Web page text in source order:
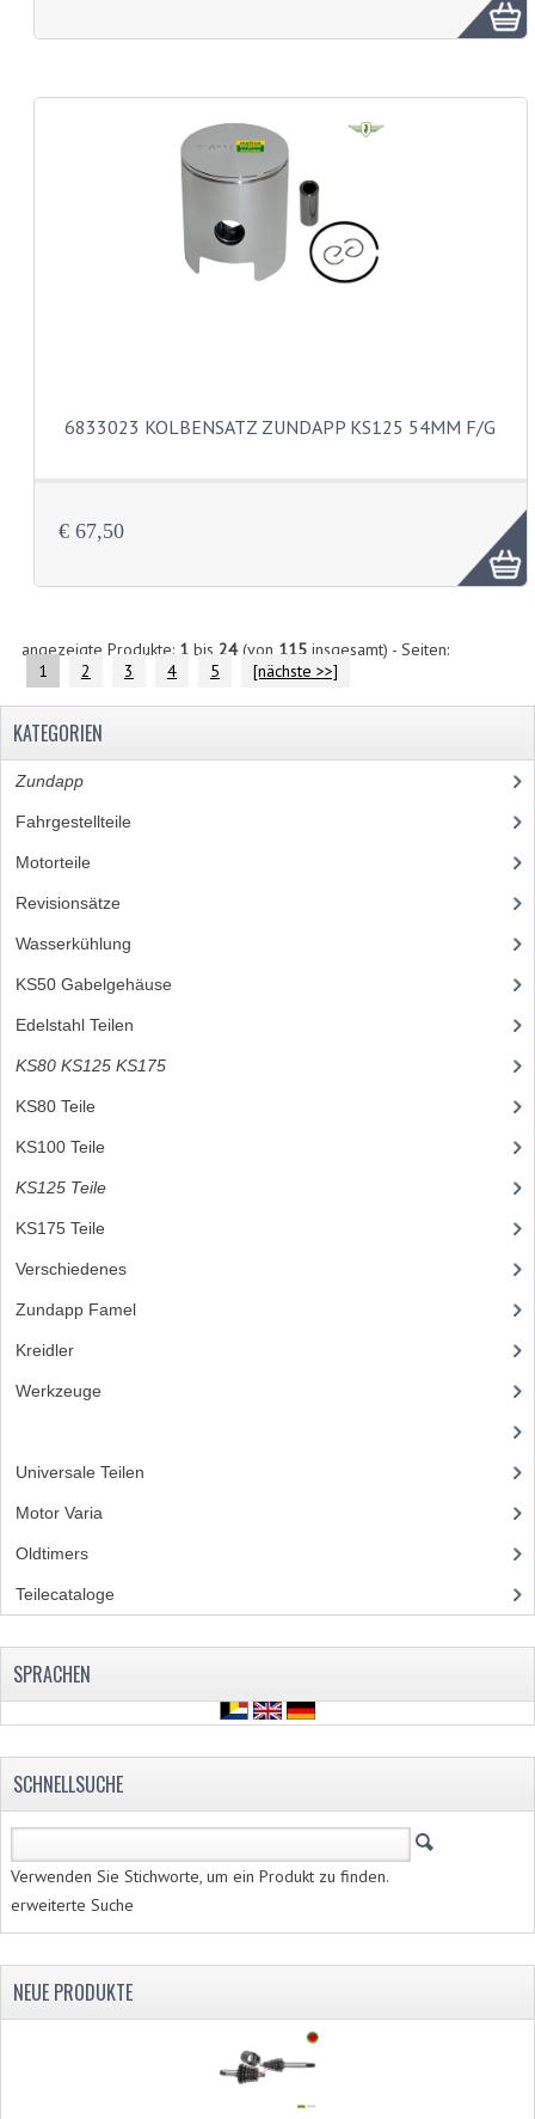
6833023 KOLBENSATZ ZUNDAPP KS125 54MM F/G
€ 67,50
angezeigte Produkte: 1bis 24(von 115insgesamt) - Seiten:
1
2 3 4 5 [nächste >>]
KATEGORIEN
Zundapp
Fahrgestellteile
Motorteile
Revisionsätze
Wasserkühlung
KS50 Gabelgehäuse
Edelstahl Teilen
KS80 KS125 KS175
KS80 Teile
KS100 Teile
KS125 Teile
KS175 Teile
Verschiedenes
Zundapp Famel
Kreidler
Werkzeuge
Universale Teilen
Motor Varia
Oldtimers
Teilecataloge
SPRACHEN
SCHNELLSUCHE
Verwenden Sie Stichworte, um ein Produkt zu finden.
erweiterte Suche
NEUE PRODUKTE